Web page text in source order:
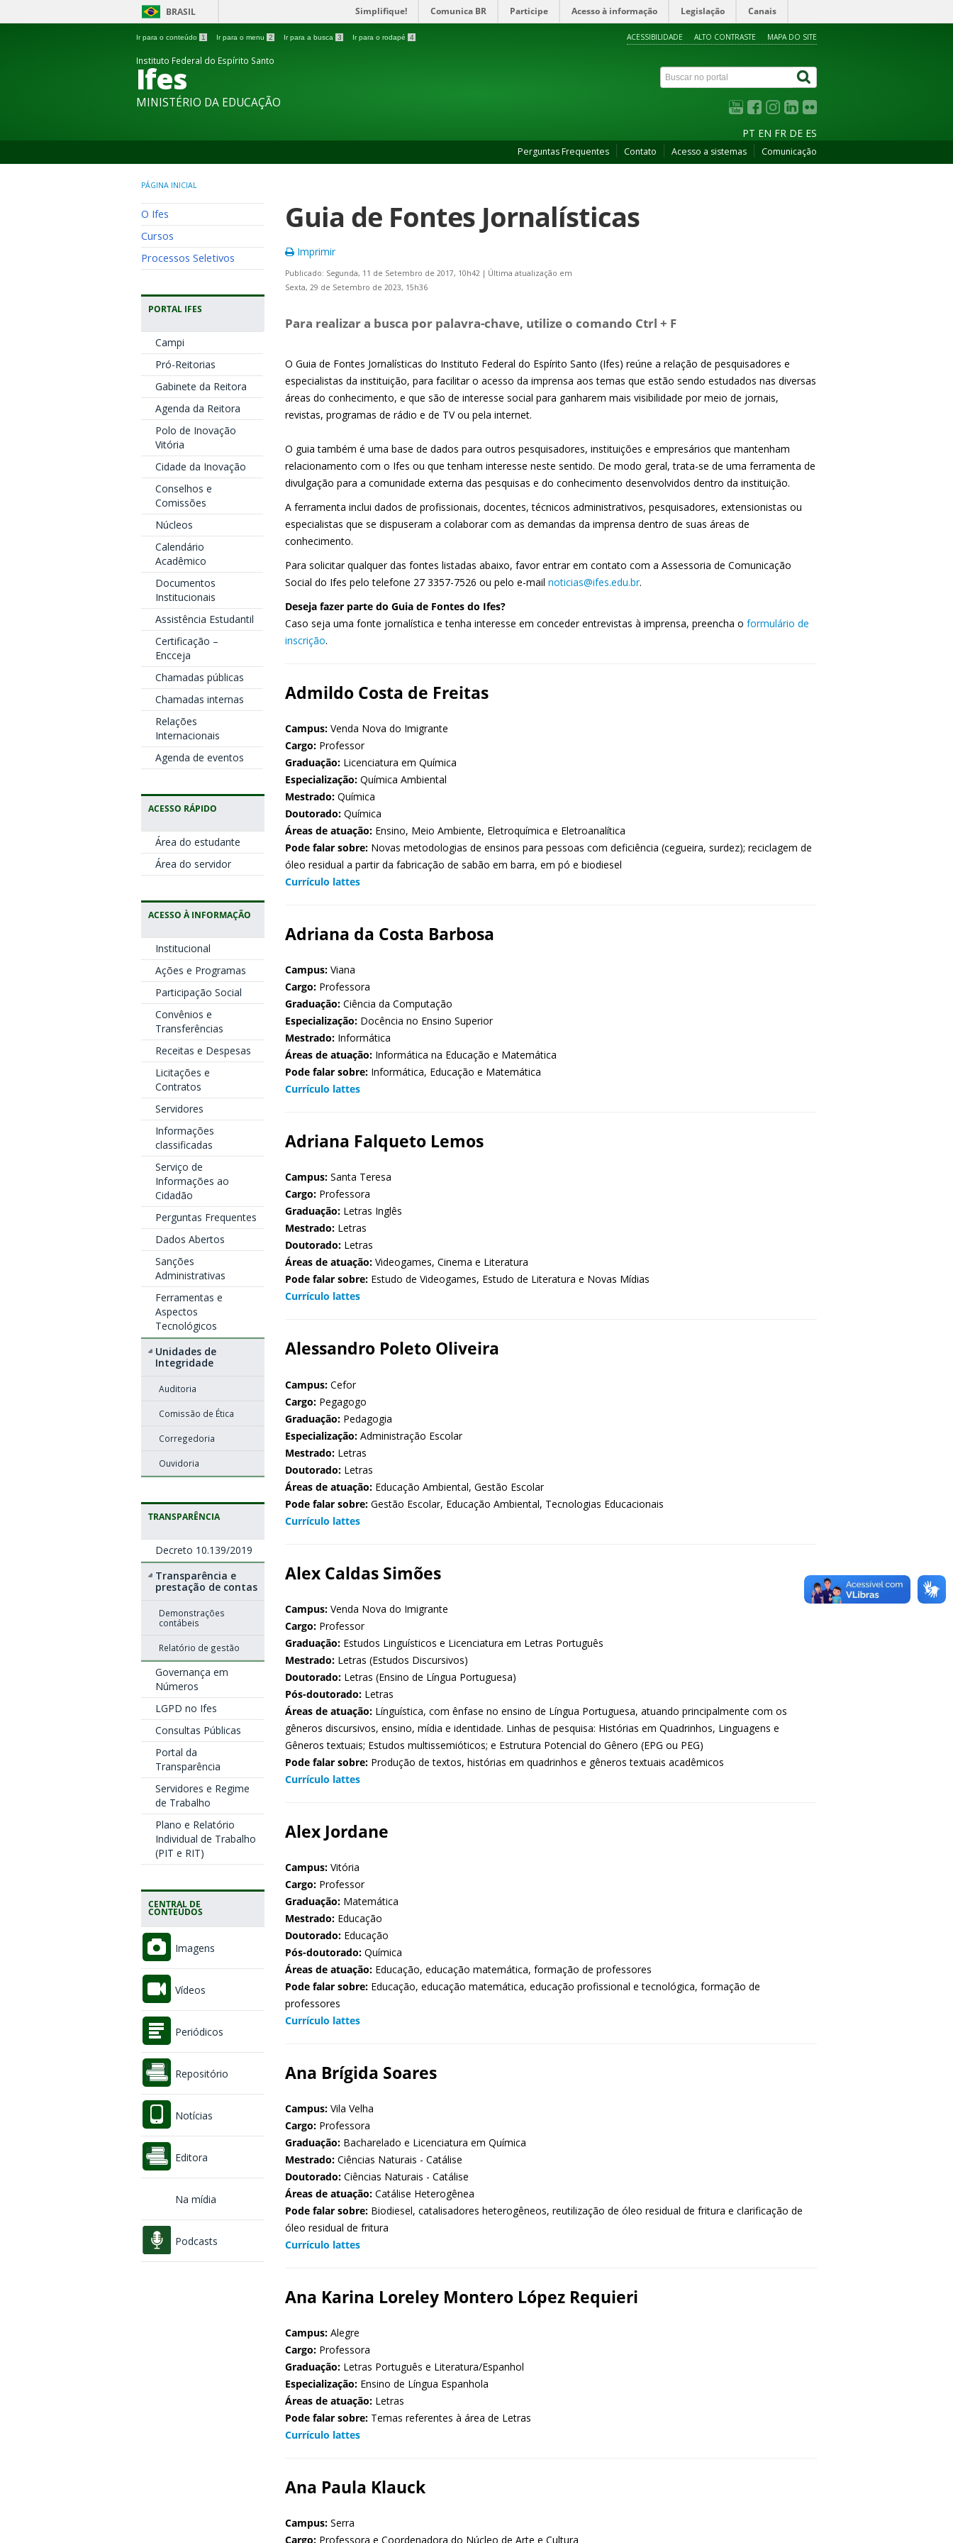
BRASIL Simplifique! Comunica BR Participe Acesso à informação Legislação Canais
Ir para o conteúdo 1 Ir para o menu 2 Ir para a busca 3 Ir para o rodapé 4 ACESSIBILIDADE ALTO CONTRASTE MAPA DO SITE
Instituto Federal do Espírito Santo
Ifes
MINISTÉRIO DA EDUCAÇÃO
PT EN FR DE ES
Perguntas Frequentes Contato Acesso a sistemas Comunicação
PÁGINA INICIAL
O Ifes
Cursos
Processos Seletivos
PORTAL IFES
Campi
Pró-Reitorias
Gabinete da Reitora
Agenda da Reitora
Polo de Inovação
Vitória
Cidade da Inovação
Conselhos e
Comissões
Núcleos
Calendário
Acadêmico
Documentos
Institucionais
Assistência Estudantil
Certificação –
Encceja
Chamadas públicas
Chamadas internas
Relações
Internacionais
Agenda de eventos
ACESSO RÁPIDO
Área do estudante
Área do servidor
ACESSO À INFORMAÇÃO
Institucional
Ações e Programas
Participação Social
Convênios e
Transferências
Receitas e Despesas
Licitações e
Contratos
Servidores
Informações
classificadas
Serviço de
Informações ao
Cidadão
Perguntas Frequentes
Dados Abertos
Sanções
Administrativas
Ferramentas e
Aspectos
Tecnológicos
Unidades de
Integridade
Auditoria
Comissão de Ética
Corregedoria
Ouvidoria
TRANSPARÊNCIA
Decreto 10.139/2019
Transparência e
prestação de contas
Demonstrações
contábeis
Relatório de gestão
Governança em
Números
LGPD no Ifes
Consultas Públicas
Portal da
Transparência
Servidores e Regime
de Trabalho
Plano e Relatório
Individual de Trabalho
(PIT e RIT)
CENTRAL DE
CONTEÚDOS
Imagens
Vídeos
Periódicos
Repositório
Notícias
Editora
Na mídia
Podcasts
Guia de Fontes Jornalísticas
Imprimir
Publicado: Segunda, 11 de Setembro de 2017, 10h42 | Última atualização em
Sexta, 29 de Setembro de 2023, 15h36
Para realizar a busca por palavra-chave, utilize o comando Ctrl + F
O Guia de Fontes Jornalísticas do Instituto Federal do Espírito Santo (Ifes) reúne a relação de pesquisadores e
especialistas da instituição, para facilitar o acesso da imprensa aos temas que estão sendo estudados nas diversas
áreas do conhecimento, e que são de interesse social para ganharem mais visibilidade por meio de jornais,
revistas, programas de rádio e de TV ou pela internet.
O guia também é uma base de dados para outros pesquisadores, instituições e empresários que mantenham
relacionamento com o Ifes ou que tenham interesse neste sentido. De modo geral, trata-se de uma ferramenta de
divulgação para a comunidade externa das pesquisas e do conhecimento desenvolvidos dentro da instituição.
A ferramenta inclui dados de profissionais, docentes, técnicos administrativos, pesquisadores, extensionistas ou
especialistas que se dispuseram a colaborar com as demandas da imprensa dentro de suas áreas de
conhecimento.
Para solicitar qualquer das fontes listadas abaixo, favor entrar em contato com a Assessoria de Comunicação
Social do Ifes pelo telefone 27 3357-7526 ou pelo e-mail noticias@ifes.edu.br.
Deseja fazer parte do Guia de Fontes do Ifes?
Caso seja uma fonte jornalística e tenha interesse em conceder entrevistas à imprensa, preencha o formulário de
inscrição.
Admildo Costa de Freitas
Campus: Venda Nova do Imigrante
Cargo: Professor
Graduação: Licenciatura em Química
Especialização: Química Ambiental
Mestrado: Química
Doutorado: Química
Áreas de atuação: Ensino, Meio Ambiente, Eletroquímica e Eletroanalítica
Pode falar sobre: Novas metodologias de ensinos para pessoas com deficiência (cegueira, surdez); reciclagem de
óleo residual a partir da fabricação de sabão em barra, em pó e biodiesel
Currículo lattes
Adriana da Costa Barbosa
Campus: Viana
Cargo: Professora
Graduação: Ciência da Computação
Especialização: Docência no Ensino Superior
Mestrado: Informática
Áreas de atuação: Informática na Educação e Matemática
Pode falar sobre: Informática, Educação e Matemática
Currículo lattes
Adriana Falqueto Lemos
Campus: Santa Teresa
Cargo: Professora
Graduação: Letras Inglês
Mestrado: Letras
Doutorado: Letras
Áreas de atuação: Videogames, Cinema e Literatura
Pode falar sobre: Estudo de Videogames, Estudo de Literatura e Novas Mídias
Currículo lattes
Alessandro Poleto Oliveira
Campus: Cefor
Cargo: Pegagogo
Graduação: Pedagogia
Especialização: Administração Escolar
Mestrado: Letras
Doutorado: Letras
Áreas de atuação: Educação Ambiental, Gestão Escolar
Pode falar sobre: Gestão Escolar, Educação Ambiental, Tecnologias Educacionais
Currículo lattes
Alex Caldas Simões
Campus: Venda Nova do Imigrante
Cargo: Professor
Graduação: Estudos Linguísticos e Licenciatura em Letras Português
Mestrado: Letras (Estudos Discursivos)
Doutorado: Letras (Ensino de Língua Portuguesa)
Pós-doutorado: Letras
Áreas de atuação: Línguística, com ênfase no ensino de Língua Portuguesa, atuando principalmente com os
gêneros discursivos, ensino, mídia e identidade. Linhas de pesquisa: Histórias em Quadrinhos, Linguagens e
Gêneros textuais; Estudos multissemióticos; e Estrutura Potencial do Gênero (EPG ou PEG)
Pode falar sobre: Produção de textos, histórias em quadrinhos e gêneros textuais acadêmicos
Currículo lattes
Alex Jordane
Campus: Vitória
Cargo: Professor
Graduação: Matemática
Mestrado: Educação
Doutorado: Educação
Pós-doutorado: Química
Áreas de atuação: Educação, educação matemática, formação de professores
Pode falar sobre: Educação, educação matemática, educação profissional e tecnológica, formação de
professores
Currículo lattes
Ana Brígida Soares
Campus: Vila Velha
Cargo: Professora
Graduação: Bacharelado e Licenciatura em Química
Mestrado: Ciências Naturais - Catálise
Doutorado: Ciências Naturais - Catálise
Áreas de atuação: Catálise Heterogênea
Pode falar sobre: Biodiesel, catalisadores heterogêneos, reutilização de óleo residual de fritura e clarificação de
óleo residual de fritura
Currículo lattes
Ana Karina Loreley Montero López Requieri
Campus: Alegre
Cargo: Professora
Graduação: Letras Português e Literatura/Espanhol
Especialização: Ensino de Língua Espanhola
Áreas de atuação: Letras
Pode falar sobre: Temas referentes à área de Letras
Currículo lattes
Ana Paula Klauck
Campus: Serra
Cargo: Professora e Coordenadora do Núcleo de Arte e Cultura